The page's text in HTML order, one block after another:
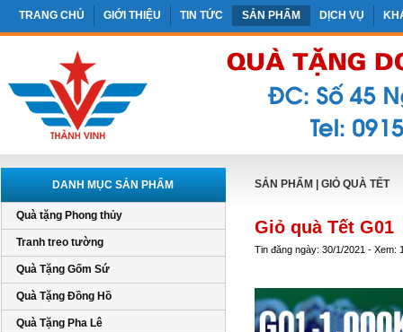
TRANG CHỦ GIỚI THIỆU TIN TỨC SẢN PHẨM DỊCH VỤ
DANH MỤC SẢN PHẨM
Quà tặng Phong thủy
Tranh treo tường
Quà Tặng Gốm Sứ
Quà Tặng Đồng Hồ
Quà Tặng Pha Lê
SẢN PHẨM GIỎ QUÀ TẾT
Giỏ quà Tết G01
Tin đăng ngày: 30/1/2021 - Xem: